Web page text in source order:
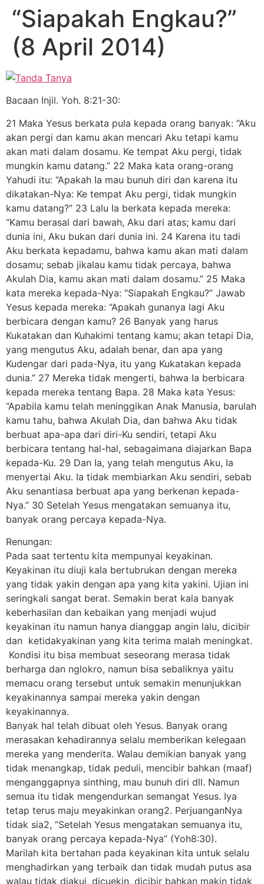
“Siapakah Engkau?”
(8 April 2014)
Bacaan Injil. Yoh. 8:21-30:
21 Maka Yesus berkata pula kepada orang banyak: “Aku
akan pergi dan kamu akan mencari Aku tetapi kamu
akan mati dalam dosamu. Ke tempat Aku pergi, tidak
mungkin kamu datang.” 22 Maka kata orang-orang
Yahudi itu: “Apakah Ia mau bunuh diri dan karena itu
dikatakan-Nya: Ke tempat Aku pergi, tidak mungkin
kamu datang?” 23 Lalu Ia berkata kepada mereka:
“Kamu berasal dari bawah, Aku dari atas; kamu dari
dunia ini, Aku bukan dari dunia ini. 24 Karena itu tadi
Aku berkata kepadamu, bahwa kamu akan mati dalam
dosamu; sebab jikalau kamu tidak percaya, bahwa
Akulah Dia, kamu akan mati dalam dosamu.” 25 Maka
kata mereka kepada-Nya: “Siapakah Engkau?” Jawab
Yesus kepada mereka: “Apakah gunanya lagi Aku
berbicara dengan kamu? 26 Banyak yang harus
Kukatakan dan Kuhakimi tentang kamu; akan tetapi Dia,
yang mengutus Aku, adalah benar, dan apa yang
Kudengar dari pada-Nya, itu yang Kukatakan kepada
dunia.” 27 Mereka tidak mengerti, bahwa Ia berbicara
kepada mereka tentang Bapa. 28 Maka kata Yesus:
“Apabila kamu telah meninggikan Anak Manusia, barulah
kamu tahu, bahwa Akulah Dia, dan bahwa Aku tidak
berbuat apa-apa dari diri-Ku sendiri, tetapi Aku
berbicara tentang hal-hal, sebagaimana diajarkan Bapa
kepada-Ku. 29 Dan Ia, yang telah mengutus Aku, Ia
menyertai Aku. Ia tidak membiarkan Aku sendiri, sebab
Aku senantiasa berbuat apa yang berkenan kepada-
Nya.” 30 Setelah Yesus mengatakan semuanya itu,
banyak orang percaya kepada-Nya.
Renungan:
Pada saat tertentu kita mempunyai keyakinan.
Keyakinan itu diuji kala bertubrukan dengan mereka
yang tidak yakin dengan apa yang kita yakini. Ujian ini
seringkali sangat berat. Semakin berat kala banyak
keberhasilan dan kebaikan yang menjadi wujud
keyakinan itu namun hanya dianggap angin lalu, dicibir
dan ketidakyakinan yang kita terima malah meningkat.
Kondisi itu bisa membuat seseorang merasa tidak
berharga dan nglokro, namun bisa sebaliknya yaitu
memacu orang tersebut untuk semakin menunjukkan
keyakinannya sampai mereka yakin dengan
keyakinannya.
Banyak hal telah dibuat oleh Yesus. Banyak orang
merasakan kehadirannya selalu memberikan kelegaan
mereka yang menderita. Walau demikian banyak yang
tidak menangkap, tidak peduli, mencibir bahkan (maaf)
menganggapnya sinthing, mau bunuh diri dll. Namun
semua itu tidak mengendurkan semangat Yesus. Iya
tetap terus maju meyakinkan orang2. PerjuanganNya
tidak sia2, “Setelah Yesus mengatakan semuanya itu,
banyak orang percaya kepada-Nya” (Yoh8:30).
Marilah kita bertahan pada keyakinan kita untuk selalu
menghadirkan yang terbaik dan tidak mudah putus asa
walau tidak diakui, dicuekin, dicibir bahkan makin tidak